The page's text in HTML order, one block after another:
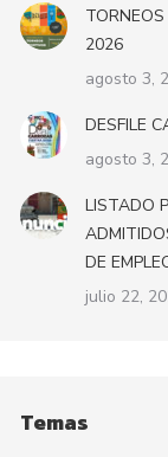
2026
agosto 3,
DESFILE
agosto 3,
LISTADO
DE
julio 22,
Temas